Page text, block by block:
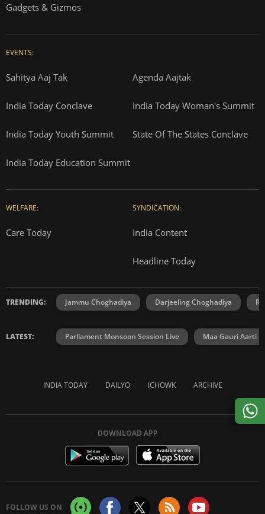
Gadgets & Gizmos
EVENTS:
Sahitya Aaj Tak Agenda Aajtak
India Today Conclave India Today Woman's Summit
India Today Youth Summit State Of The States Conclave
India Today Education Summit
WELFARE:
Care Today
SYNDICATION:
India Content
Headline Today
TRENDING: Jammu Choghadiya Darjeeling Choghadiya
LATEST: Parliament Monsoon Session Live Maa Gauri Aarti
INDIA TODAY DAILYO ICHOWK ARCHIVE
DOWNLOAD APP
FOLLOW US ON